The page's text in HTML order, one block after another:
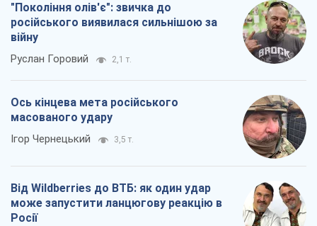
"Покоління олів'є": звичка до
російського виявилася сильнішою за
війну
Руслан Горовий 2,1 т.
Ось кінцева мета російського
масованого удару
Ігор Чернецький 3,5 т.
Від Wildberries до ВТБ: як один удар
може запустити ланцюгову реакцію в
Росії